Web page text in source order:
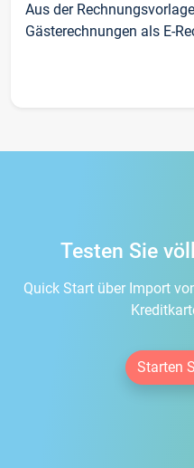
Aus der
Gästerechnungen als E-
Testen Sie
Quick Start über Import
Starten